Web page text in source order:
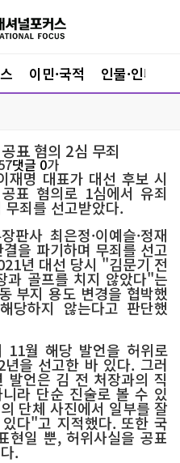
이민·국적 인물·인터뷰
표 혐의 2심 무죄
댓글 0가
재명 대표가 대선 후보 시
표 혐의로 1심에서 유죄
무죄를 선고받았다.
판사 최은정·이예슬·정재
을 파기하며 무죄를 선고
년 대선 당시 "김문기 전
과 골프를 치지 않았다"는
부지 용도 변경을 협박했
당하지 않는다고 판단했
11월 해당 발언을 허위로
을 선고한 바 있다. 그러
언은 김 전 처장과의 직
라 단순 진술로 볼 수 있
단체 사진에서 일부를 잘
다"고 지적했다. 또한 국
현일 뿐, 허위사실을 공표
다.